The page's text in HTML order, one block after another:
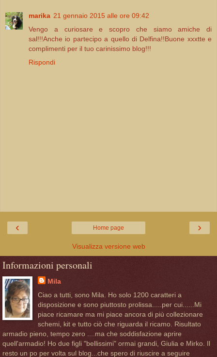
marika 21 gennaio 2015 alle ore 09:42
Vengo a curiosare e scopro che siamo amiche di
sal!!!Anche io partecipo a quello di Delfina!!Buone xxxtte e
complimenti per il tuo carinissimo blog!!!
Rispondi
‹ ›
Home page
Visualizza versione web
Informazioni personali
Mila
Ciao a tutti, sono Mila. Ho solo 1200 caratteri a
disposizione e sono piuttosto prolissa.....per cui......Mi
piace ricamare ma mi piace ancora di più collezionare
schemi, kit e tutto ciò che riguarda il ricamo. Risultato
armadio pieno, tempo zero ....ma che soddisfazione aprire
quell'armadio! Ho due figli "bellissimi" ormai grandi, Giulia e Mirko. Il
resto un po per volta sul blog...che spero di riuscire a seguire